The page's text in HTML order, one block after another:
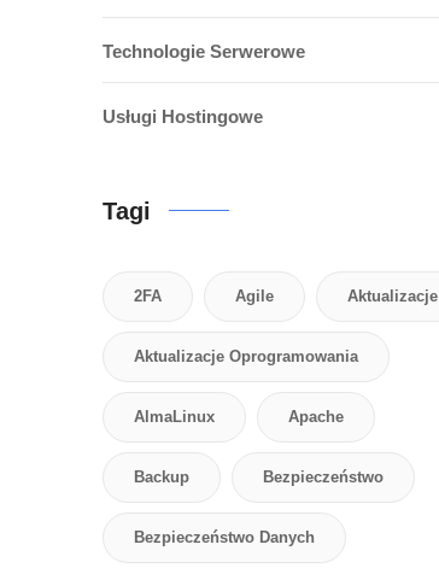
Technologie Serwerowe
Usługi Hostingowe
Tagi
2FA Agile Aktualizacje
Aktualizacje Oprogramowania
AlmaLinux Apache
Backup Bezpieczeństwo
Bezpieczeństwo Danych